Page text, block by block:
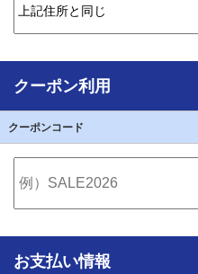
クーポン利用
クーポンコード
お支払い情報